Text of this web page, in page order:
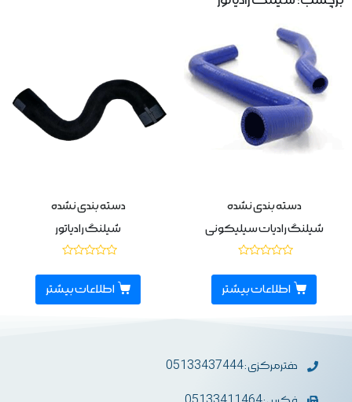
دسته بندی نشده
شیلنگ رادیات سیلیکونی
0
از
5اطلاعات بیشتر
دسته بندی نشده
شیلنگ رادیاتور
0
از
5اطلاعات بیشتر
دفترمرکزی : 05133437444